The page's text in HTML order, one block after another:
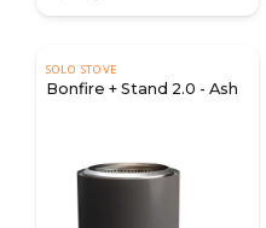
SOLO STOVE
Bonfire + Stand 2.0 - Ash